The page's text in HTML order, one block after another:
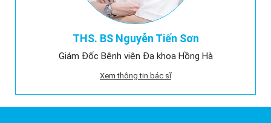
THS. BS Nguyễn Tiến Sơn
Giám Đốc Bệnh viện Đa khoa Hồng Hà
Xem thông tin bác sĩ